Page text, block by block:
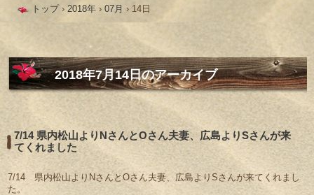
へ
ス
キ
ッ
プ
トップ › 2018年 › 07月 › 14日
2018年7月14日のアーカイブ
7/14 県内松山よりNさんとOさん夫妻、広島よりSさんが来
てくれました
7/14 県内松山よりNさんとOさん夫妻、広島よりSさんが来てくれまし
た。